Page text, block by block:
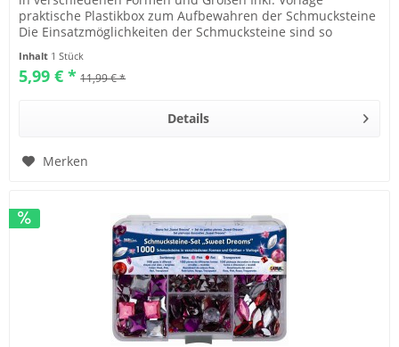
praktische Plastikbox zum Aufbewahren der Schmucksteine
Die Einsatzmöglichkeiten der Schmucksteine sind so
Inhalt 1 Stück
5,99 € * 11,99 € *
Details
Merken